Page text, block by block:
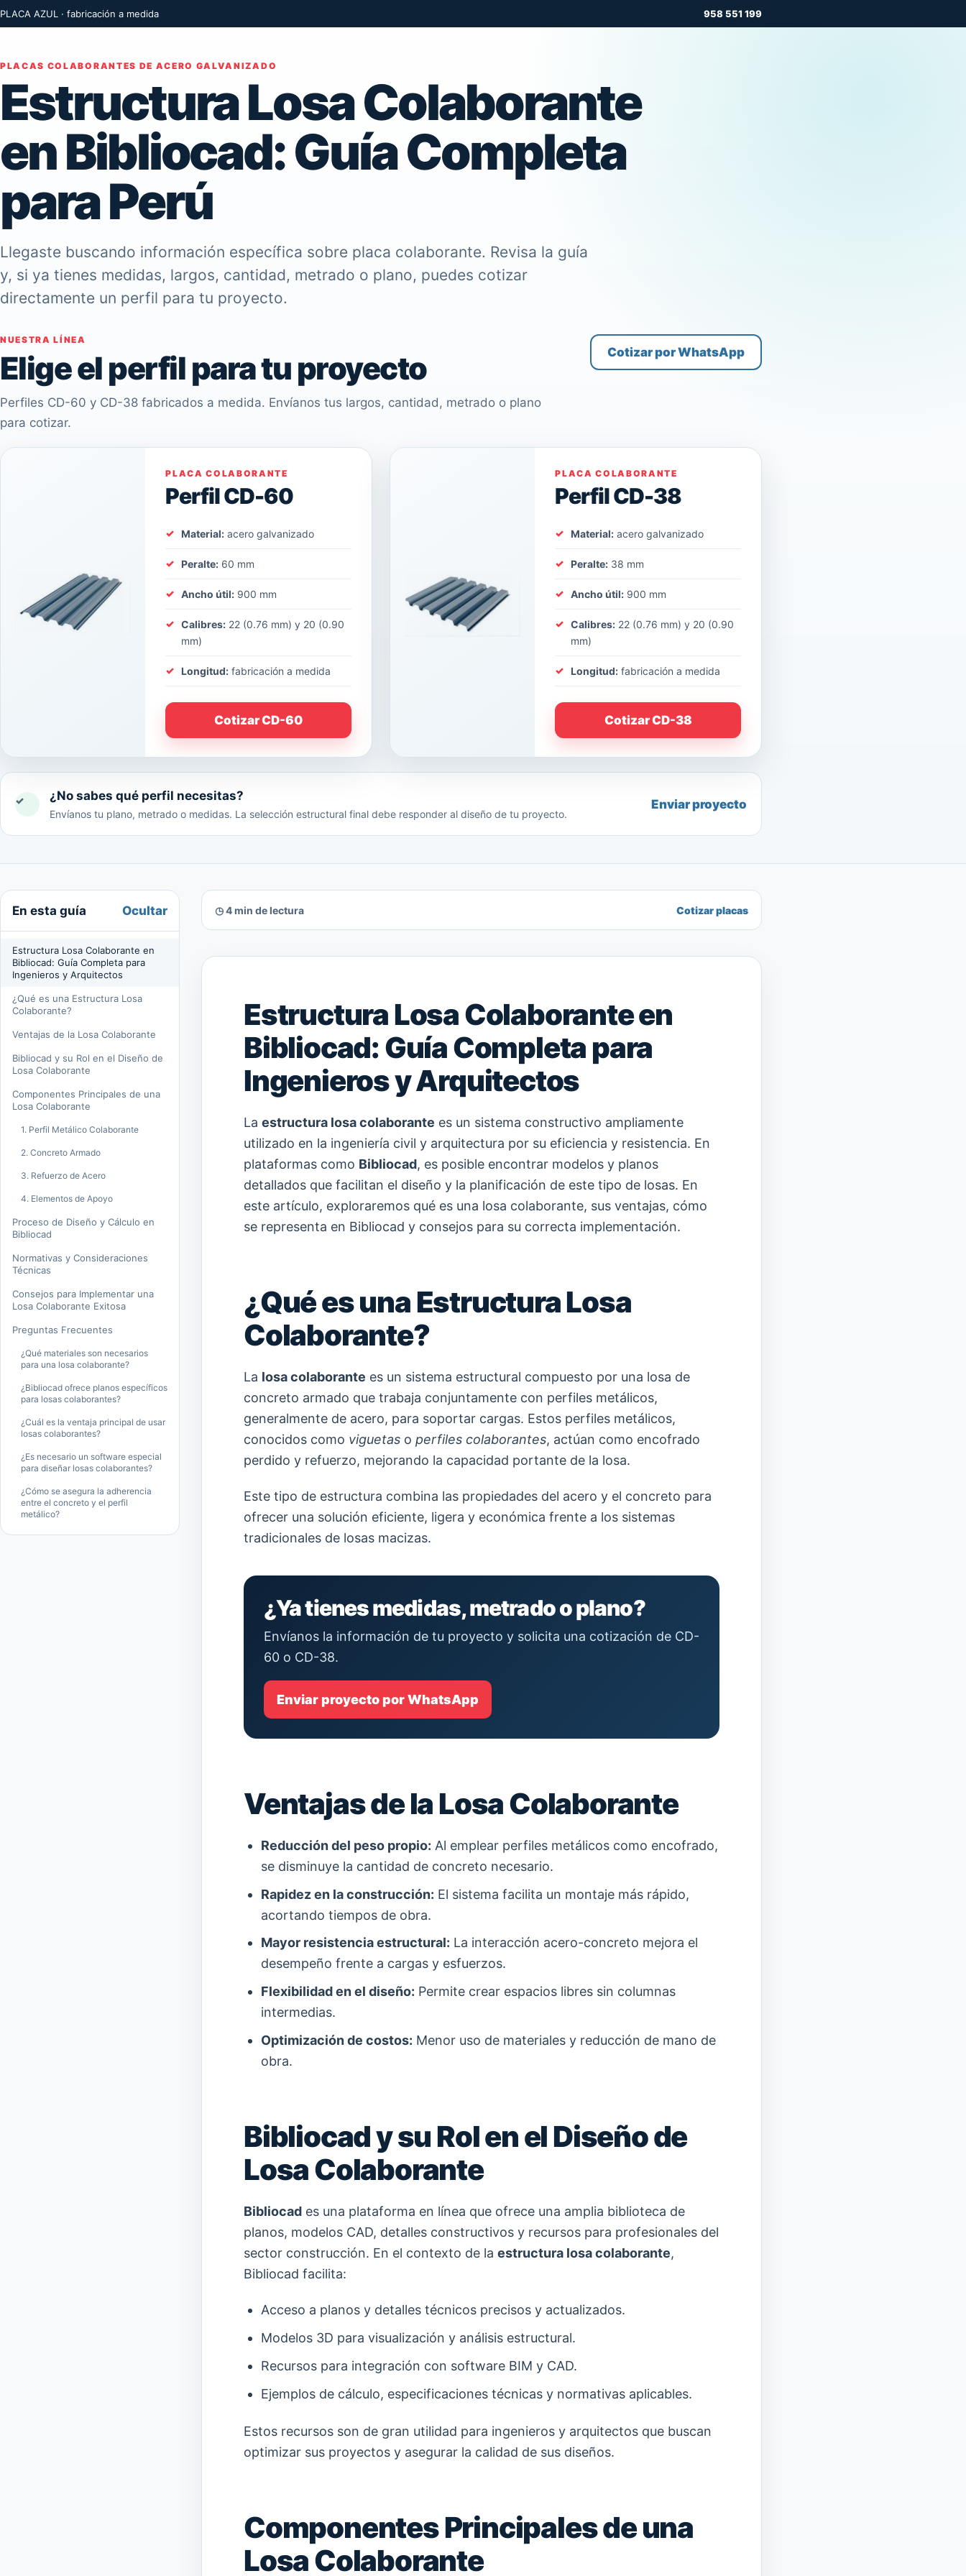
PLACA AZUL · fabricación a medida 958 551 199
PLACAS COLABORANTES DE ACERO GALVANIZADO
Estructura Losa Colaborante
en Bibliocad: Guía Completa
para Perú
Llegaste buscando información específica sobre placa colaborante. Revisa la guía
y, si ya tienes medidas, largos, cantidad, metrado o plano, puedes cotizar
directamente un perfil para tu proyecto.
NUESTRA LÍNEA
Elige el perfil para tu proyecto
Perfiles CD-60 y CD-38 fabricados a medida. Envíanos tus largos, cantidad, metrado o plano
para cotizar.
Cotizar por WhatsApp
PLACA COLABORANTE
Perfil CD-60
Material: acero galvanizado
Peralte: 60 mm
Ancho útil: 900 mm
Calibres: 22 (0.76 mm) y 20 (0.90
mm)
Longitud: fabricación a medida
Cotizar CD-60
PLACA COLABORANTE
Perfil CD-38
Material: acero galvanizado
Peralte: 38 mm
Ancho útil: 900 mm
Calibres: 22 (0.76 mm) y 20 (0.90
mm)
Longitud: fabricación a medida
Cotizar CD-38
✓ ¿No sabes qué perfil necesitas?
Envíanos tu plano, metrado o medidas. La selección estructural final debe responder al diseño de tu proyecto.
Enviar proyecto
En esta guía Ocultar
Estructura Losa Colaborante en
Bibliocad: Guía Completa para
Ingenieros y Arquitectos
¿Qué es una Estructura Losa
Colaborante?
Ventajas de la Losa Colaborante
Bibliocad y su Rol en el Diseño de
Losa Colaborante
Componentes Principales de una
Losa Colaborante
1. Perfil Metálico Colaborante
2. Concreto Armado
3. Refuerzo de Acero
4. Elementos de Apoyo
Proceso de Diseño y Cálculo en
Bibliocad
Normativas y Consideraciones
Técnicas
Consejos para Implementar una
Losa Colaborante Exitosa
Preguntas Frecuentes
¿Qué materiales son necesarios
para una losa colaborante?
¿Bibliocad ofrece planos específicos
para losas colaborantes?
¿Cuál es la ventaja principal de usar
losas colaborantes?
¿Es necesario un software especial
para diseñar losas colaborantes?
¿Cómo se asegura la adherencia
entre el concreto y el perfil
metálico?
◷ 4 min de lectura Cotizar placas
Estructura Losa Colaborante en
Bibliocad: Guía Completa para
Ingenieros y Arquitectos
La estructura losa colaborante es un sistema constructivo ampliamente
utilizado en la ingeniería civil y arquitectura por su eficiencia y resistencia. En
plataformas como Bibliocad, es posible encontrar modelos y planos
detallados que facilitan el diseño y la planificación de este tipo de losas. En
este artículo, exploraremos qué es una losa colaborante, sus ventajas, cómo
se representa en Bibliocad y consejos para su correcta implementación.
¿Qué es una Estructura Losa
Colaborante?
La losa colaborante es un sistema estructural compuesto por una losa de
concreto armado que trabaja conjuntamente con perfiles metálicos,
generalmente de acero, para soportar cargas. Estos perfiles metálicos,
conocidos como viguetas o perfiles colaborantes, actúan como encofrado
perdido y refuerzo, mejorando la capacidad portante de la losa.
Este tipo de estructura combina las propiedades del acero y el concreto para
ofrecer una solución eficiente, ligera y económica frente a los sistemas
tradicionales de losas macizas.
¿Ya tienes medidas, metrado o plano?
Envíanos la información de tu proyecto y solicita una cotización de CD-
60 o CD-38.
Enviar proyecto por WhatsApp
Ventajas de la Losa Colaborante
Reducción del peso propio: Al emplear perfiles metálicos como encofrado,
se disminuye la cantidad de concreto necesario.
Rapidez en la construcción: El sistema facilita un montaje más rápido,
acortando tiempos de obra.
Mayor resistencia estructural: La interacción acero-concreto mejora el
desempeño frente a cargas y esfuerzos.
Flexibilidad en el diseño: Permite crear espacios libres sin columnas
intermedias.
Optimización de costos: Menor uso de materiales y reducción de mano de
obra.
Bibliocad y su Rol en el Diseño de
Losa Colaborante
Bibliocad es una plataforma en línea que ofrece una amplia biblioteca de
planos, modelos CAD, detalles constructivos y recursos para profesionales del
sector construcción. En el contexto de la estructura losa colaborante,
Bibliocad facilita:
Acceso a planos y detalles técnicos precisos y actualizados.
Modelos 3D para visualización y análisis estructural.
Recursos para integración con software BIM y CAD.
Ejemplos de cálculo, especificaciones técnicas y normativas aplicables.
Estos recursos son de gran utilidad para ingenieros y arquitectos que buscan
optimizar sus proyectos y asegurar la calidad de sus diseños.
Componentes Principales de una
Losa Colaborante